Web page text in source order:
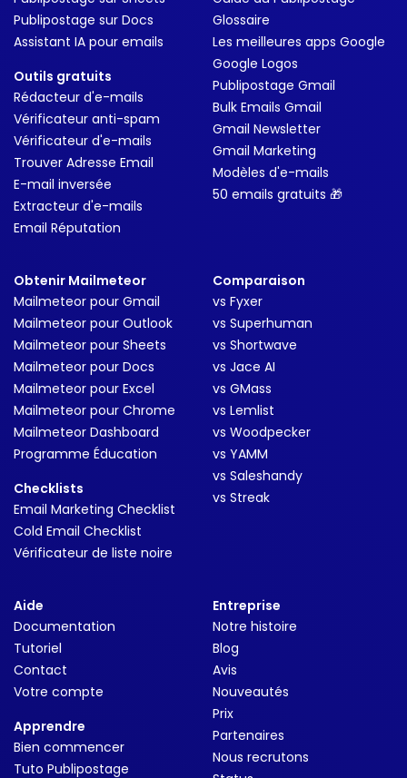
Publipostage sur Docs
Assistant IA pour emails
Outils gratuits
Rédacteur d'e-mails
Vérificateur anti-spam
Vérificateur d'e-mails
Trouver Adresse Email
E-mail inversée
Extracteur d'e-mails
Email Réputation
Glossaire
Les meilleures apps Google
Google Logos
Publipostage Gmail
Bulk Emails Gmail
Gmail Newsletter
Gmail Marketing
Modèles d'e-mails
50 emails gratuits 🎁
Obtenir Mailmeteor
Mailmeteor pour Gmail
Mailmeteor pour Outlook
Mailmeteor pour Sheets
Mailmeteor pour Docs
Mailmeteor pour Excel
Mailmeteor pour Chrome
Mailmeteor Dashboard
Programme Éducation
Checklists
Email Marketing Checklist
Cold Email Checklist
Vérificateur de liste noire
Comparaison
vs Fyxer
vs Superhuman
vs Shortwave
vs Jace AI
vs GMass
vs Lemlist
vs Woodpecker
vs YAMM
vs Saleshandy
vs Streak
Aide
Documentation
Tutoriel
Contact
Votre compte
Apprendre
Bien commencer
Tuto Publipostage
Entreprise
Notre histoire
Blog
Avis
Nouveautés
Prix
Partenaires
Nous recrutons